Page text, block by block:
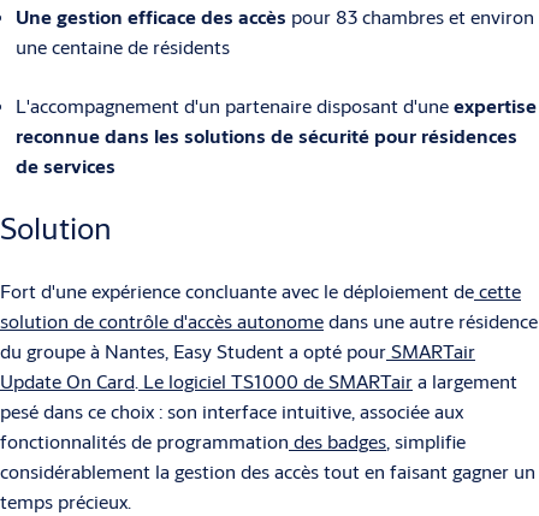
Une gestion efficace des accès pour 83 chambres et environ
une centaine de résidents
L'accompagnement d'un partenaire disposant d'uneexpertise
reconnue dans les solutions de sécurité pour résidences
de services
Solution
Fort d'une expérience concluante avec le déploiement decette
solution de contrôle d'accès autonomedans une autre résidence
du groupe à Nantes, Easy Student a opté pourSMARTair
Update On Card. Le logiciel TS1000 de SMARTaira largement
pesé dans ce choix : son interface intuitive, associée aux
fonctionnalités de programmation des badges, simplifie
considérablement la gestion des accès tout en faisant gagner un
temps précieux.